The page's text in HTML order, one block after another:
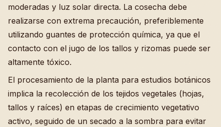
moderadas y luz solar directa. La cosecha debe
realizarse con extrema precaución, preferiblemente
utilizando guantes de protección química, ya que el
contacto con el jugo de los tallos y rizomas puede ser
altamente tóxico.
El procesamiento de la planta para estudios botánicos
implica la recolección de los tejidos vegetales (hojas,
tallos y raíces) en etapas de crecimiento vegetativo
activo, seguido de un secado a la sombra para evitar